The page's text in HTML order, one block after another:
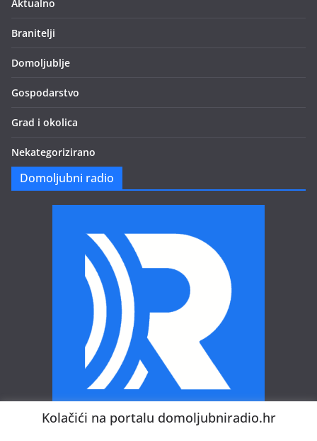
Aktualno
Branitelji
Domoljublje
Gospodarstvo
Grad i okolica
Nekategorizirano
Domoljubni radio
Domoljubni radio – Vaš web radio.
Kolačići na portalu domoljubniradio.hr